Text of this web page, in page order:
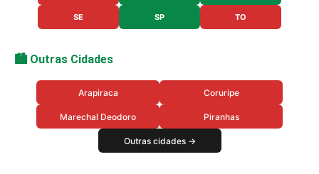
SE SP TO
🏙️ Outras Cidades
Arapiraca Coruripe
Marechal Deodoro Piranhas
Outras cidades →